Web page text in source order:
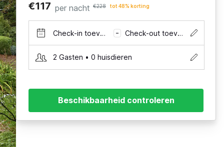
€117 per nacht €228 tot 48% korting
Check-in toevoegen – Check-out toevoegen
2 Gasten • 0 huisdieren
Beschikbaarheid controleren